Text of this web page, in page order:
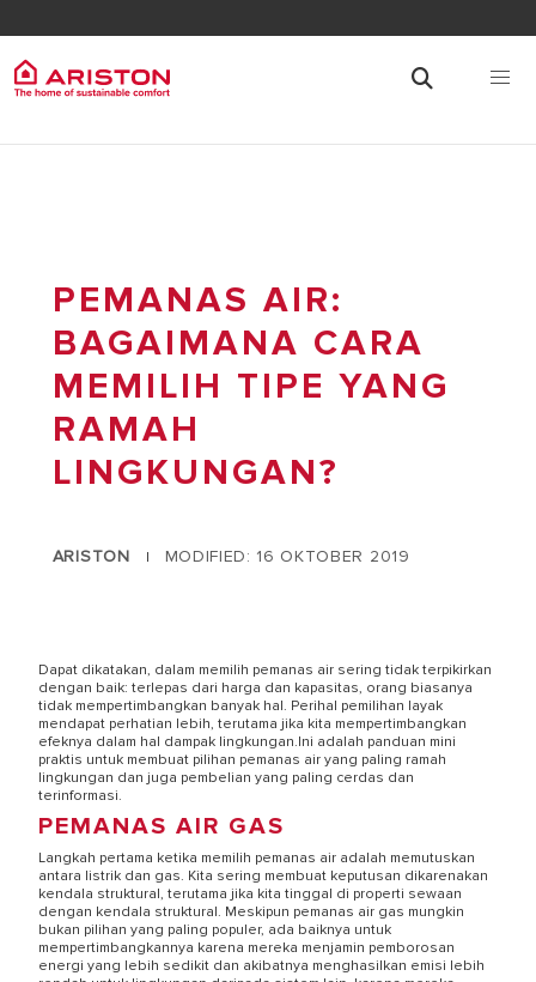
PEMANAS AIR:
BAGAIMANA CARA
MEMILIH TIPE YANG
RAMAH
LINGKUNGAN?
ARISTON | MODIFIED: 16 OKTOBER 2019
Dapat dikatakan, dalam memilih pemanas air sering tidak terpikirkan
dengan baik: terlepas dari harga dan kapasitas, orang biasanya
tidak mempertimbangkan banyak hal. Perihal pemilihan layak
mendapat perhatian lebih, terutama jika kita mempertimbangkan
efeknya dalam hal dampak lingkungan.Ini adalah panduan mini
praktis untuk membuat pilihan pemanas air yang paling ramah
lingkungan dan juga pembelian yang paling cerdas dan
terinformasi.
PEMANAS AIR GAS
Langkah pertama ketika memilih pemanas air adalah memutuskan
antara listrik dan gas. Kita sering membuat keputusan dikarenakan
kendala struktural, terutama jika kita tinggal di properti sewaan
dengan kendala struktural. Meskipun pemanas air gas mungkin
bukan pilihan yang paling populer, ada baiknya untuk
mempertimbangkannya karena mereka menjamin pemborosan
energi yang lebih sedikit dan akibatnya menghasilkan emisi lebih